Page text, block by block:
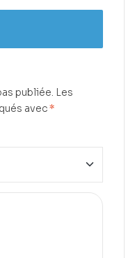
publiée. Les
avec*